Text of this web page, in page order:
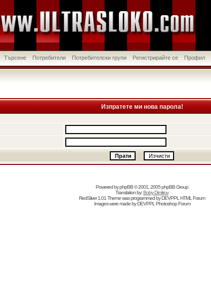
Търсене Потребители Потребителски групи Регистрирайте се Профил
Изпратете ми нова парола!
Powered byphpBB© 2001, 2005 phpBB Group
Translation by:Boby Dimitrov
RedSilver 1.01 Theme was programmed byDEVPPL HTML Forum
Images were made byDEVPPL Photoshop Forum